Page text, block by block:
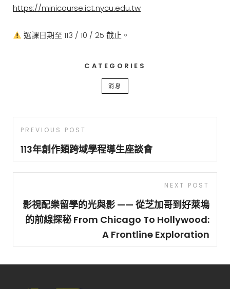
https://minicourse.ict.nycu.edu.tw
選課日期至 113 / 10 / 25 截止。
CATEGORIES
消息
文
章
導
覽
Previous
Post
PREVIOUS POST
113年創作類跨域學程導生座談會
Post
NEXT POST
影視配樂留學的光與影 —— 從芝加哥到好萊塢
的前線探秘 From Chicago To Hollywood:
A Frontline Exploration